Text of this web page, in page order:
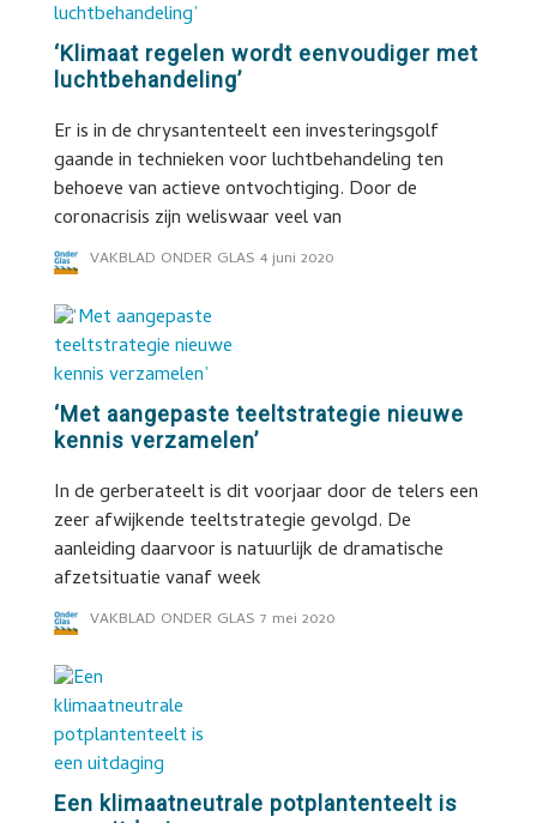
‘Klimaat regelen wordt eenvoudiger met
luchtbehandeling’
Er is in de chrysantenteelt een investeringsgolf
gaande in technieken voor luchtbehandeling ten
behoeve van actieve ontvochtiging. Door de
coronacrisis zijn weliswaar veel van
VAKBLAD ONDER GLAS 4 juni 2020
‘Met aangepaste teeltstrategie nieuwe
kennis verzamelen’
In de gerberateelt is dit voorjaar door de telers een
zeer afwijkende teeltstrategie gevolgd. De
aanleiding daarvoor is natuurlijk de dramatische
afzetsituatie vanaf week
VAKBLAD ONDER GLAS 7 mei 2020
Een klimaatneutrale potplantenteelt is